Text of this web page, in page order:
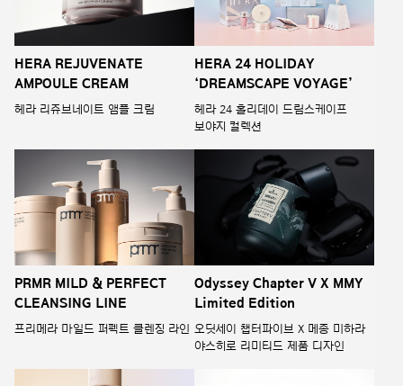
HERA REJUVENATE
AMPOULE CREAM
헤라 리쥬브네이트 앰플 크림
HERA 24 HOLIDAY
‘DREAMSCAPE VOYAGE’
헤라 24 홀리데이 드림스케이프
보야지 컬렉션
PRMR MILD & PERFECT
CLEANSING LINE
프리메라 마일드 퍼펙트 클렌징 라인
Odyssey Chapter V X MMY
Limited Edition
오딧세이 챕터파이브 X 메종 미하라
야스히로 리미티드 제품 디자인